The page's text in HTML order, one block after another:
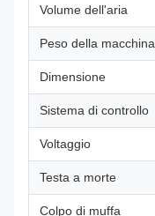
Volume dell'aria
Peso della macchina
Dimensione
Sistema di controllo
Voltaggio
Testa a morte
Colpo di muffa